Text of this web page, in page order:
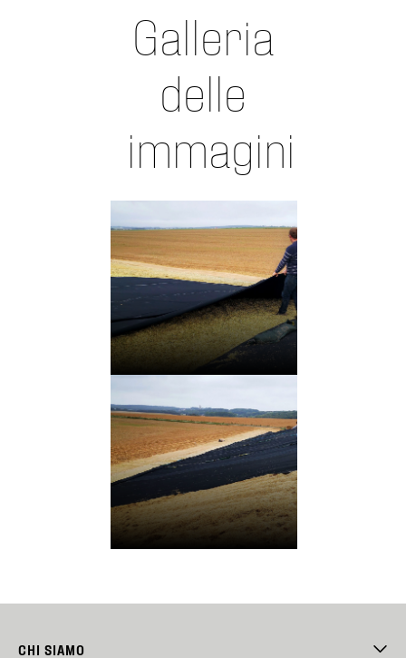
Galleria
delle
immagini
CHI SIAMO